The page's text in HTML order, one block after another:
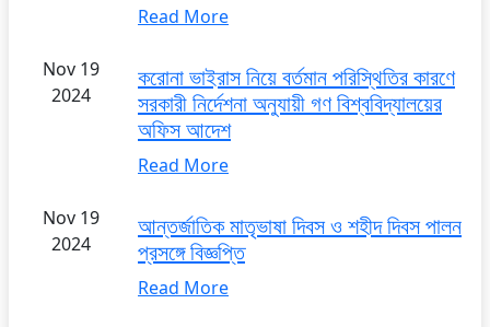
Read More
Nov 19
2024
করোনা ভাইরাস নিয়ে বর্তমান পরিস্থিতির কারণে
সরকারী নির্দেশনা অনুযায়ী গণ বিশ্ববিদ্যালয়ের
অফিস আদেশ
Read More
Nov 19
2024
আন্তর্জাতিক মাতৃভাষা দিবস ও শহীদ দিবস পালন
প্রসঙ্গে বিজ্ঞপ্তি
Read More